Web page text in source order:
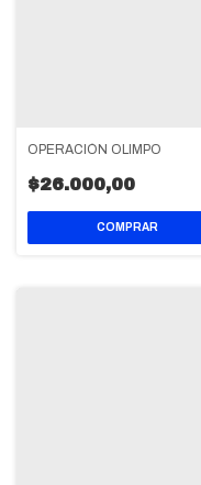
OPERACIÓN OLIMPO
$26.000,00